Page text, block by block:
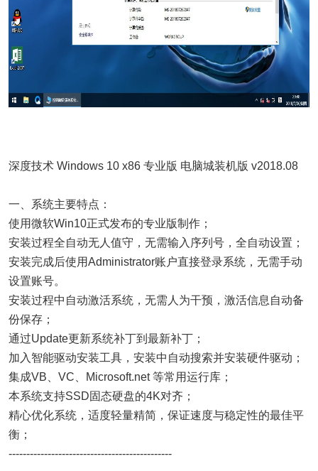
深度技术 Windows 10 x86 专业版 电脑城装机版 v2018.08
一、系统主要特点：
使用微软Win10正式发布的专业版制作；
安装过程全自动无人值守，无需输入序列号，全自动设置；
安装完成后使用Administrator账户直接登录系统，无需手动
设置账号。
安装过程中自动激活系统，无需人为干预，激活信息自动备
份保存；
通过Update更新系统补丁到最新补丁；
加入智能驱动安装工具，安装中自动搜索并安装硬件驱动；
集成VB、VC、Microsoft.net 等常用运行库；
本系统支持SSD固态硬盘的4K对齐；
精心优化系统，适度轻量精简，保证速度与稳定性的最佳平
衡；
----------------------------------------------